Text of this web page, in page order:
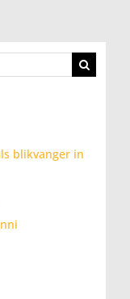
blikvanger in